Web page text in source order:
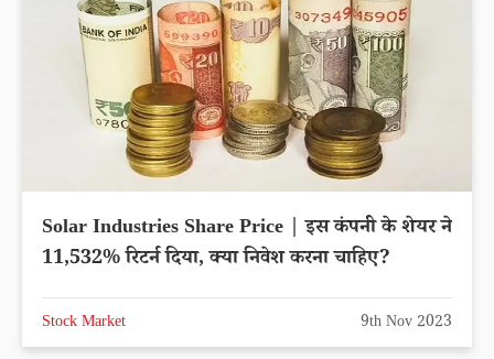
Solar Industries Share Price | इस कंपनी के शेयर ने
11,532% रिटर्न दिया, क्या निवेश करना चाहिए?
Stock Market 9th Nov 2023